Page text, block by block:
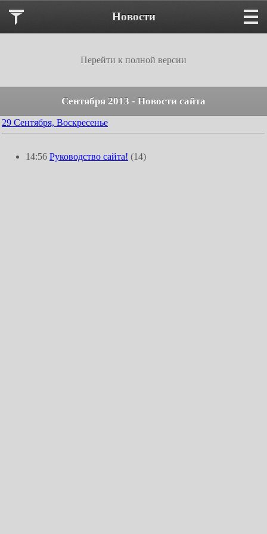
Новости
Перейти к полной версии
Сентября 2013 - Новости сайта
29 Сентября, Воскресенье
14:56 Руководство сайта! (14)